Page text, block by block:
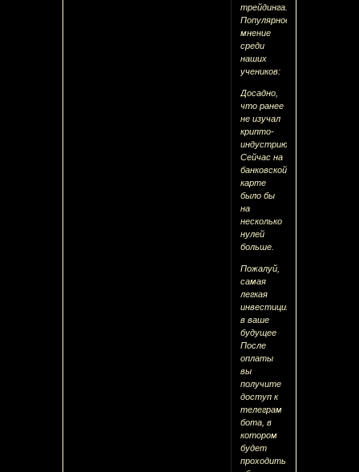
трейдинга.
Популярное
мнение
среди
наших
учеников:
Досадно,
что ранее
не изучал
крипто-
индустрию.
Сейчас на
банковской
карте
было бы
на
несколько
нулей
больше.
Пожалуй,
самая
легкая
инвестиция
в ваше
будущее
После
оплаты
вы
получите
доступ к
телеграм
бота, в
котором
будет
проходить